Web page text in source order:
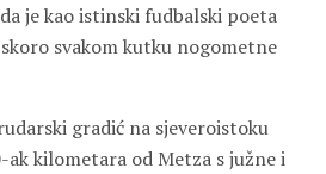
je kao istinski fudbalski poeta
svakom kutku nogometne
gradić na sjeveroistoku
ak kilometara od Metza s južne i